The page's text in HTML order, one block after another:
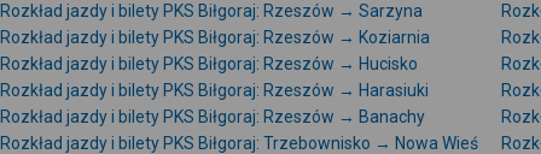
Rozkład jazdy i bilety PKS Biłgoraj: Rzeszów → Sarzyna
Rozkład jazdy i bilety PKS Biłgoraj: Rzeszów → Koziarnia
Rozkład jazdy i bilety PKS Biłgoraj: Rzeszów → Hucisko
Rozkład jazdy i bilety PKS Biłgoraj: Rzeszów → Harasiuki
Rozkład jazdy i bilety PKS Biłgoraj: Rzeszów → Banachy
Rozkład jazdy i bilety PKS Biłgoraj: Trzebownisko → Nowa Wieś